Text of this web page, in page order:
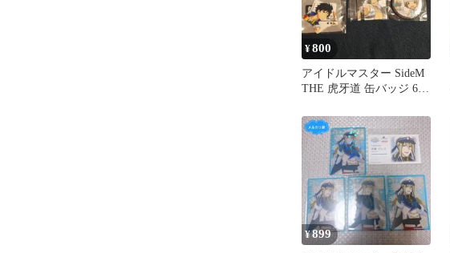
¥800
アイドルマスター SideM
THE 虎牙道 缶バッジ 6個
¥899